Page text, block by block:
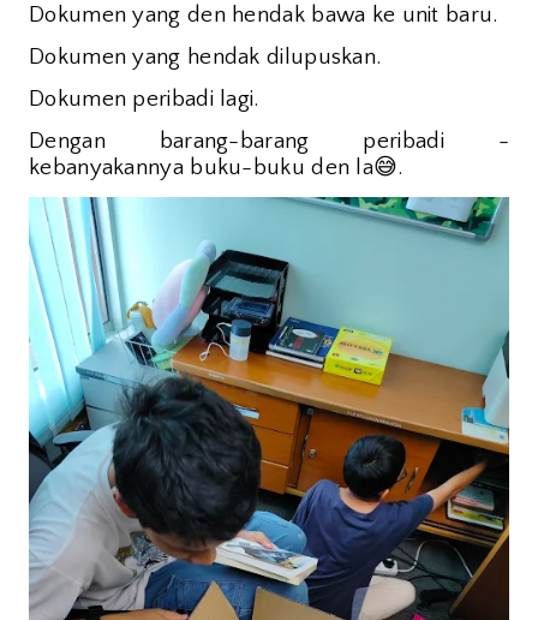
Dokumen yang den hendak bawa ke unit baru.
Dokumen yang hendak dilupuskan.
Dokumen peribadi lagi.
Dengan barang-barang peribadi -
kebanyakannya buku-buku den la😅.